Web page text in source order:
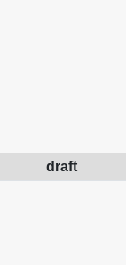
draft